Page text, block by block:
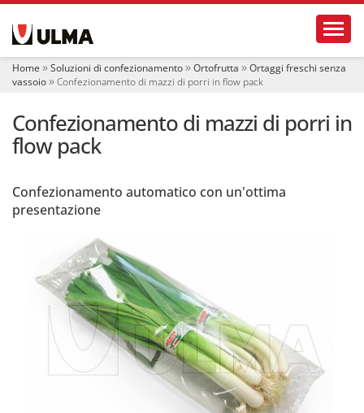
i
Home Soluzioni di confezionamento Ortofrutta
Ortaggi freschi senza
vassoio
Confezionamento di mazzi di porri in flow pack
Confezionamento di mazzi di porri in
flow pack
Confezionamento automatico con un'ottima
presentazione